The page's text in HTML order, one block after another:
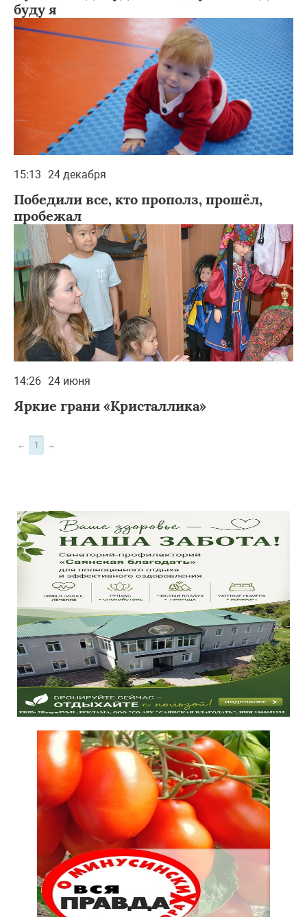
буду я
15:13 24 декабря
Победили все, кто прополз, прошёл,
пробежал
14:26 24 июня
Яркие грани «Кристаллика»
← 1 →